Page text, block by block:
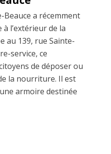
Beauce a récemment
l’extérieur de la
au 139, rue Sainte-
service, ce
de déposer ou
la nourriture. Il est
armoire destinée